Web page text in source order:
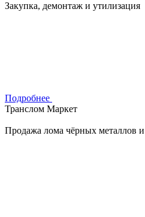
Закупка, демонтаж и утилизация
Подробнее
Транслом Маркет
Продажа лома чёрных металлов и